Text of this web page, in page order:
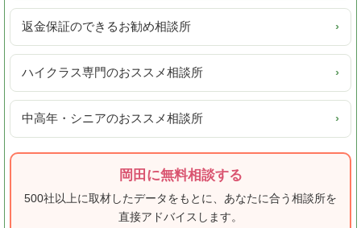
返金保証のできるお勧め相談所 ›
ハイクラス専門のおススメ相談所 ›
中高年・シニアのおススメ相談所 ›
岡田に無料相談する
500社以上に取材したデータをもとに、あなたに合う相談所を
直接アドバイスします。